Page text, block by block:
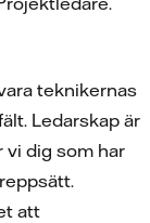
teknikernas
Ledarskap är
vi dig som har
att